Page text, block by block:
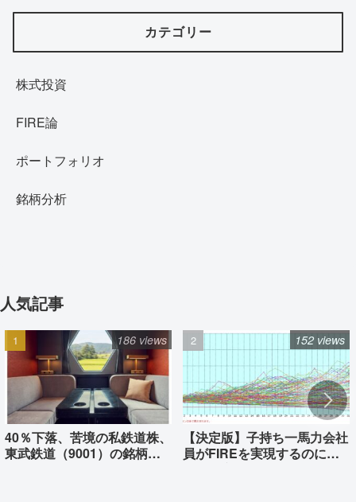
カテゴリー
株式投資
FIRE論
ポートフォリオ
銘柄分析
人気記事
40％下落、苦境の私鉄道株、
東武鉄道（9001）の銘柄分
186 views
【決定版】子持ち一馬力会社
員がFIREを実現するのに必
要な資産はいくらか
152 views